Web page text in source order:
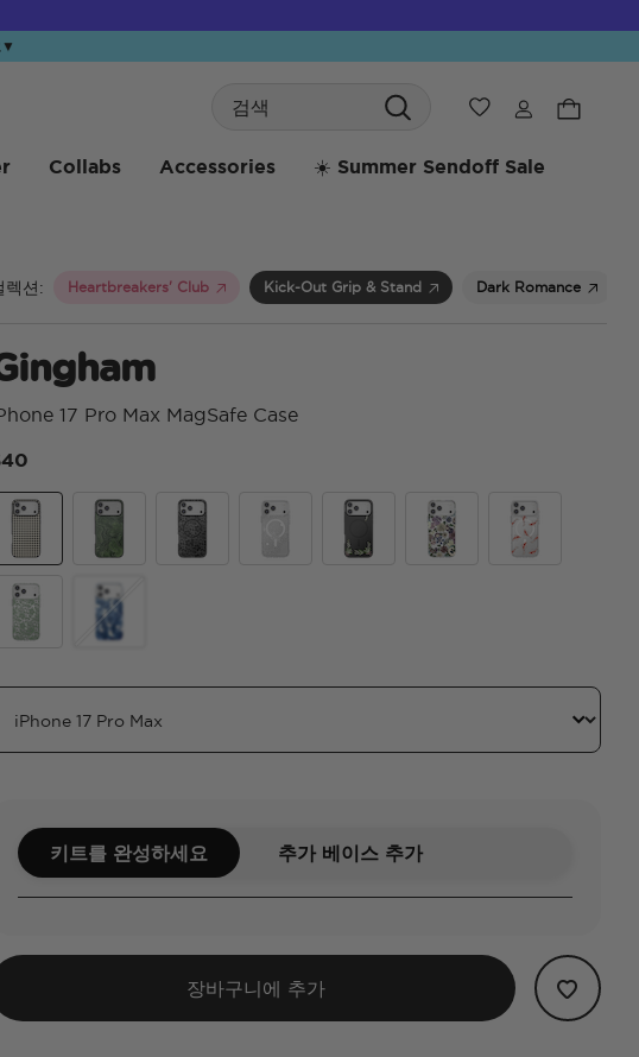
▼
위시리스트
Collabs Accessories ☀️ Summer Sendoff Sale
렉션: Heartbreakers' Club Kick-Out Grip & Stand Dark Romance
17 Pro Max MagSafe Case
키트를 완성하세요 추가 베이스 추가
장바구니에 추가